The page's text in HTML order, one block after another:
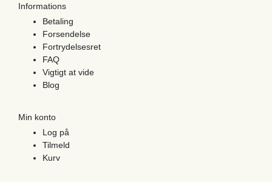
Informations
Betaling
Forsendelse
Fortrydelsesret
FAQ
Vigtigt at vide
Blog
Min konto
Log på
Tilmeld
Kurv